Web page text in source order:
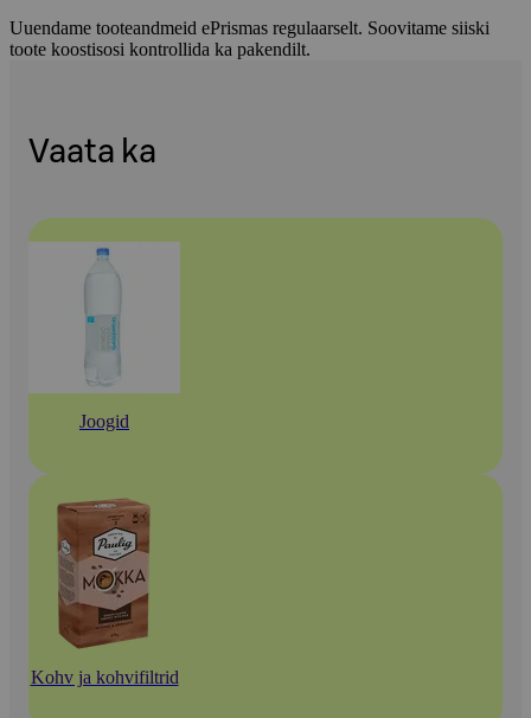
Uuendame tooteandmeid ePrismas regulaarselt. Soovitame siiski
toote koostisosi kontrollida ka pakendilt.
Vaata ka
Joogid
Kohv ja kohvifiltrid